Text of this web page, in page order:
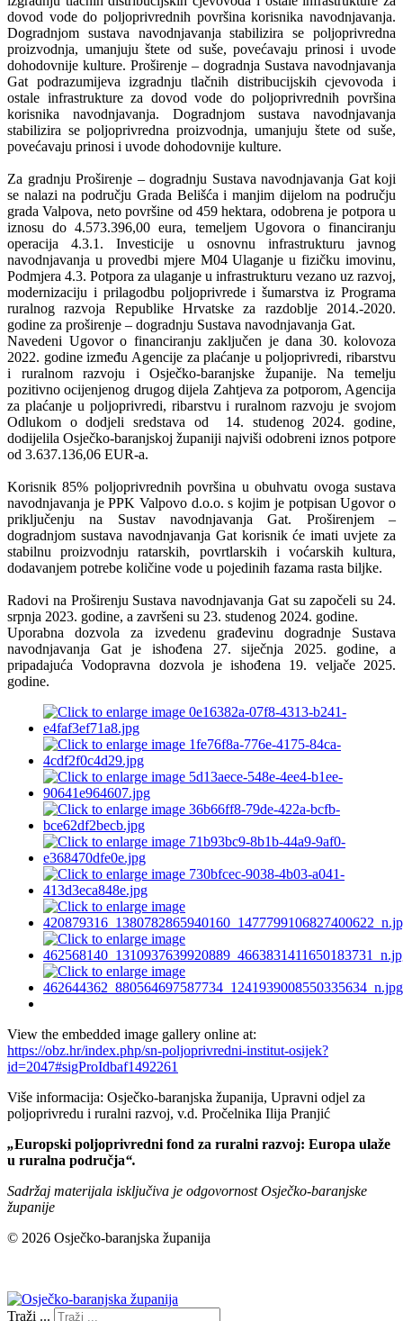
dovod vode do poljoprivrednih površina korisnika navodnjavanja.
Dogradnjom sustava navodnjavanja stabilizira se poljoprivredna
proizvodnja, umanjuju štete od suše, povećavaju prinosi i uvode
dohodovnije kulture. Proširenje – dogradnja Sustava navodnjavanja
Gat podrazumijeva izgradnju tlačnih distribucijskih cjevovoda i
ostale infrastrukture za dovod vode do poljoprivrednih površina
korisnika navodnjavanja. Dogradnjom sustava navodnjavanja
stabilizira se poljoprivredna proizvodnja, umanjuju štete od suše,
povećavaju prinosi i uvode dohodovnije kulture.
Za gradnju Proširenje – dogradnju Sustava navodnjavanja Gat koji
se nalazi na području Grada Belišća i manjim dijelom na području
grada Valpova, neto površine od 459 hektara, odobrena je potpora u
iznosu do 4.573.396,00 eura, temeljem Ugovora o financiranju
operacija 4.3.1. Investicije u osnovnu infrastrukturu javnog
navodnjavanja u provedbi mjere M04 Ulaganje u fizičku imovinu,
Podmjera 4.3. Potpora za ulaganje u infrastrukturu vezano uz razvoj,
modernizaciju i prilagodbu poljoprivrede i šumarstva iz Programa
ruralnog razvoja Republike Hrvatske za razdoblje 2014.-2020.
godine za proširenje – dogradnju Sustava navodnjavanja Gat.
Navedeni Ugovor o financiranju zaključen je dana 30. kolovoza
2022. godine između Agencije za plaćanje u poljoprivredi, ribarstvu
i ruralnom razvoju i Osječko-baranjske županije. Na temelju
pozitivno ocijenjenog drugog dijela Zahtjeva za potporom, Agencija
za plaćanje u poljoprivredi, ribarstvu i ruralnom razvoju je svojom
Odlukom o dodjeli sredstava od 14. studenog 2024. godine,
dodijelila Osječko-baranjskoj županiji najviši odobreni iznos potpore
od 3.637.136,06 EUR-a.
Korisnik 85% poljoprivrednih površina u obuhvatu ovoga sustava
navodnjavanja je PPK Valpovo d.o.o. s kojim je potpisan Ugovor o
priključenju na Sustav navodnjavanja Gat. Proširenjem –
dogradnjom sustava navodnjavanja Gat korisnik će imati uvjete za
stabilnu proizvodnju ratarskih, povrtlarskih i voćarskih kultura,
dodavanjem potrebe količine vode u pojedinih fazama rasta biljke.
Radovi na Proširenju Sustava navodnjavanja Gat su započeli su 24.
srpnja 2023. godine, a završeni su 23. studenog 2024. godine.
Uporabna dozvola za izvedenu građevinu dogradnje Sustava
navodnjavanja Gat je ishođena 27. siječnja 2025. godine, a
pripadajuća Vodopravna dozvola je ishođena 19. veljače 2025.
godine.
View the embedded image gallery online at:
https://obz.hr/index.php/sn-poljoprivredni-institut-osijek?
id=2047#sigProIdbaf1492261
Više informacija: Osječko-baranjska županija, Upravni odjel za
poljoprivredu i ruralni razvoj, v.d. Pročelnika Ilija Pranjić
„Europski poljoprivredni fond za ruralni razvoj: Europa ulaže
u ruralna područja“.
Sadržaj materijala isključiva je odgovornost Osječko-baranjske
županije
© 2026 Osječko-baranjska županija
Traži ...